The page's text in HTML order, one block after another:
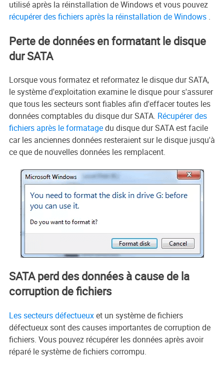
utilisé après la réinstallation de Windows et vous pouvez
récupérer des fichiers après la réinstallation de Windows.
Perte de données en formatant le disque
dur SATA
Lorsque vous formatez et reformatez le disque dur SATA,
le système d'exploitation examine le disque pour s'assurer
que tous les secteurs sont fiables afin d'effacer toutes les
données comptables du disque dur SATA. Récupérer des
fichiers après le formatagedu disque dur SATA est facile
car les anciennes données resteraient sur le disque jusqu'à
ce que de nouvelles données les remplacent.
SATA perd des données à cause de la
corruption de fichiers
Les secteurs défectueuxet un système de fichiers
défectueux sont des causes importantes de corruption de
fichiers. Vous pouvez récupérer les données après avoir
réparé le système de fichiers corrompu.